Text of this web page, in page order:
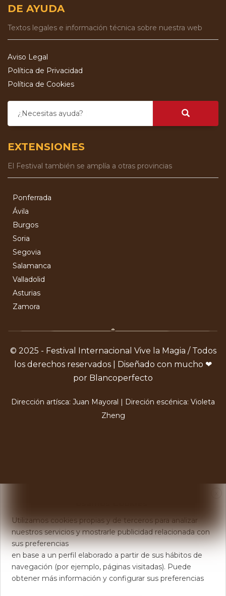
DE AYUDA
Textos legales e información técnica sobre nuestra web
Aviso Legal
Política de Privacidad
Política de Cookies
¿Necesitas ayuda?
EXTENSIONES
El Festival también se amplía a otras provincias
Ponferrada
Ávila
Burgos
Soria
Segovia
Salamanca
Valladolid
Asturias
Zamora
© 2025 - Festival Internacional Vive la Magia / Todos
los derechos reservados | Diseñado con mucho ❤
por Blancoperfecto
Dirección artísca: Juan Mayoral | Direción escénica: Violeta
Zheng
Utilizamos cookies propias y de terceros para analizar
nuestros servicios y mostrarle publicidad relacionada con
sus preferencias
en base a un perfil elaborado a partir de sus hábitos de
navegación (por ejemplo, páginas visitadas). Puede
obtener más información y configurar sus preferencias